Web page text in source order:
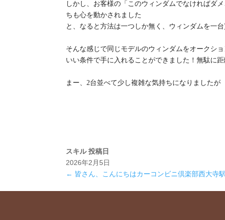
しかし、お客様の「このウィンダムでなければダ
ちも心を動かされました
と、なると方法は一つしか無く、ウィンダムを一
そんな感じで同じモデルのウィンダムをオークシ
いい条件で手に入れることができました！無駄に
まー、2台並べて少し複雑な気持ちになりましたが
スキル 投稿日
2026年2月5日
← 皆さん、こんにちはカーコンビニ倶楽部西大寺